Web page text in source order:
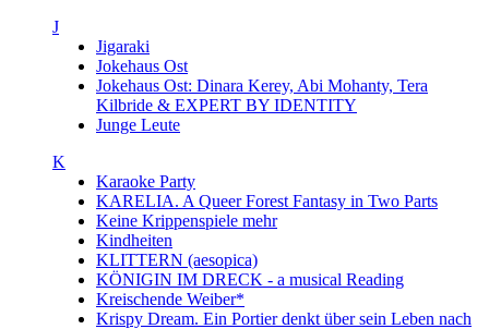
J
Jigaraki
Jokehaus Ost
Jokehaus Ost: Dinara Kerey, Abi Mohanty, Tera
Kilbride & EXPERT BY IDENTITY
Junge Leute
K
Karaoke Party
KARELIA. A Queer Forest Fantasy in Two Parts
Keine Krippenspiele mehr
Kindheiten
KLITTERN (aesopica)
KÖNIGIN IM DRECK - a musical Reading
Kreischende Weiber*
Krispy Dream. Ein Portier denkt über sein Leben nach